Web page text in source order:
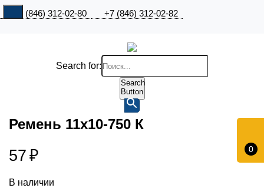
+7 (846) 312-02-80 +7 (846) 312-02-82
0
Search for:
Search
Button
Ремень 11х10-750 К
57 ₽
В наличии